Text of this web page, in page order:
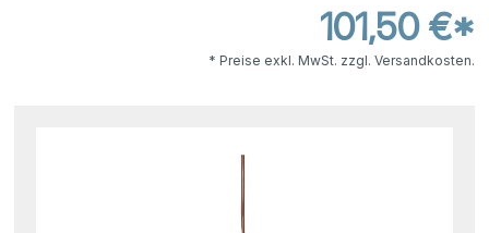
101,50 €*
* Preise exkl. MwSt. zzgl. Versandkosten.